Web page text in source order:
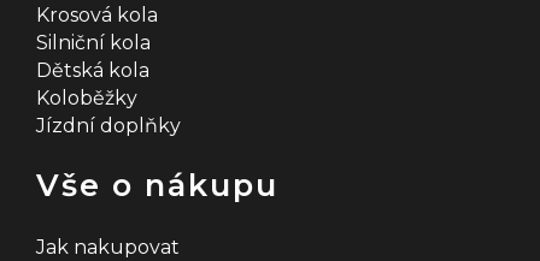
Krosová kola
Silniční kola
Dětská kola
Koloběžky
Jízdní doplňky
Vše o nákupu
Jak nakupovat